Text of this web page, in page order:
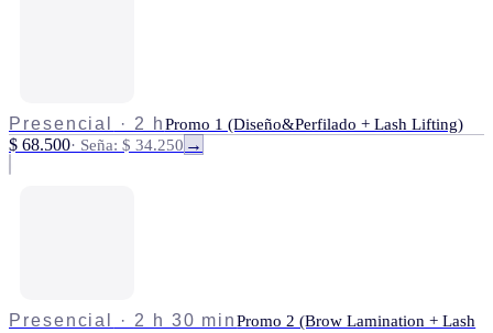
Presencial · 2 hPromo 1 (Diseño&Perfilado + Lash Lifting)
$ 68.500· Seña: $ 34.250 →
Presencial · 2 h 30 minPromo 2 (Brow Lamination + Lash